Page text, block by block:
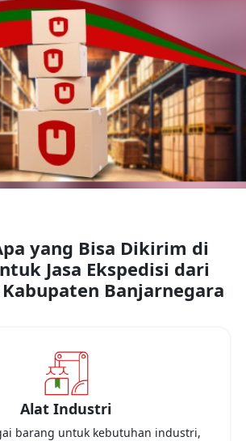
yang Bisa Dikirim di
Jasa Ekspedisi dari
Kabupaten Banjarnegara
Alat Industri
barang untuk kebutuhan industri,